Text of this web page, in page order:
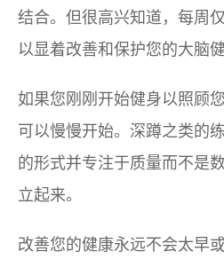
结合。但很高兴知道，每周
以显着改善和保护您的大脑健
如果您刚刚开始健身以照顾
可以慢慢开始。深蹲之类的
的形式并专注于质量而不是
立起来。
改善您的健康永远不会太早